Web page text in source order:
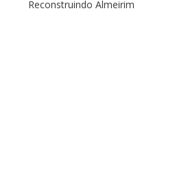
Reconstruindo Almeirim